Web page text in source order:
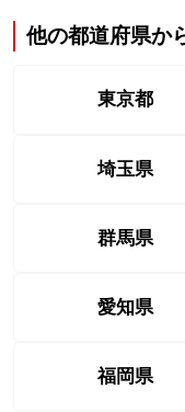
他の都道府県か
東京都
埼玉県
群馬県
愛知県
福岡県